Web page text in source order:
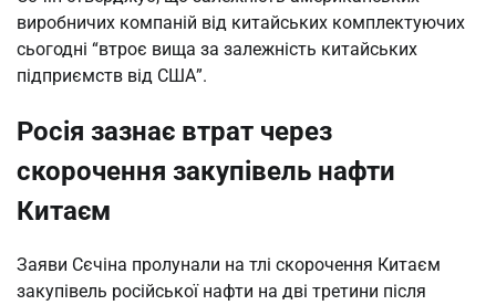
виробничих компаній від китайських комплектуючих
сьогодні “втроє вища за залежність китайських
підприємств від США”.
Росія зазнає втрат через
скорочення закупівель нафти
Китаєм
Заяви Сєчіна пролунали на тлі скорочення Китаєм
закупівель російської нафти на дві третини після